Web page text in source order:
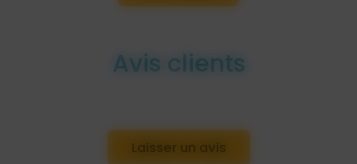
Avis clients
Laisser un avis